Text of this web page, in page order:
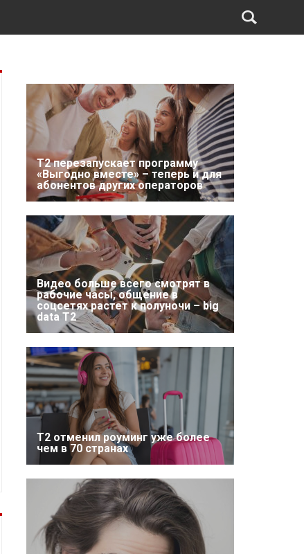
Т2 перезапускает программу
«Выгодно вместе» – теперь и для
абонентов других операторов
Видео больше всего смотрят в
рабочие часы, общение в
соцсетях растет к полуночи – big
data T2
Т2 отменил роуминг уже более
чем в 70 странах